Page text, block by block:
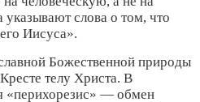
слова о том, что
Иисуса».
Божественной природы
телу Христа. В
«перихорезис» — обмен